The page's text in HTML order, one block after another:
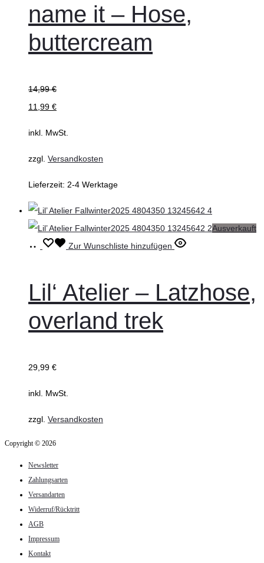
mehrere
Varianten
auf.
Optionen
können
Produktseite
name it – Hose,
buttercream
14,99€
11,99 €
inkl. MwSt.
zzgl. Versandkosten
Lieferzeit: 2-4 Werktage
Ausverkauft
Ausführung
Dieses
mehrere
Varianten
auf.
Optionen
der
Produktseite
Zur Wunschliste hinzufügen
Lil‘ Atelier – Latzhose,
overland trek
29,99 €
inkl. MwSt.
zzgl. Versandkosten
Copyright © 2026
Newsletter
Zahlungsarten
Versandarten
Widerruf/Rücktritt
AGB
Impressum
Kontakt